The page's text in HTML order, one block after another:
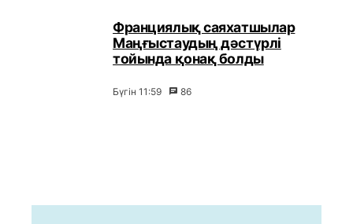
Франциялық саяхатшылар
Маңғыстаудың дәстүрлі
тойында қонақ болды
Бүгін 11:59 86